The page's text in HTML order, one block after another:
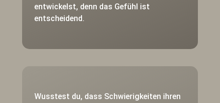
entwickelst, denn das Gefühl ist
entscheidend.
Wusstest du, dass Schwierigkeiten ihren